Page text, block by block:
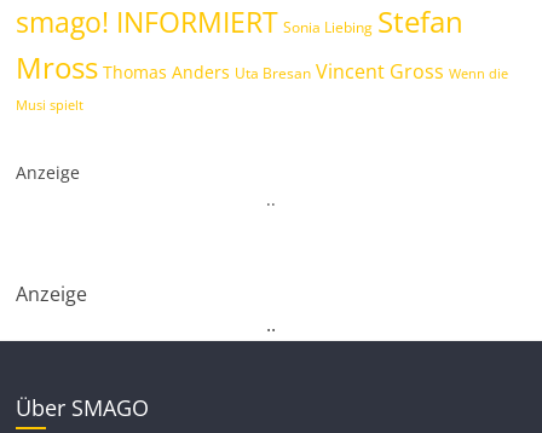
smago! INFORMIERT Sonia Liebing Stefan
Mross Thomas Anders Uta Bresan Vincent Gross Wenn die
Musi spielt
Anzeige
..
Anzeige
..
Über SMAGO